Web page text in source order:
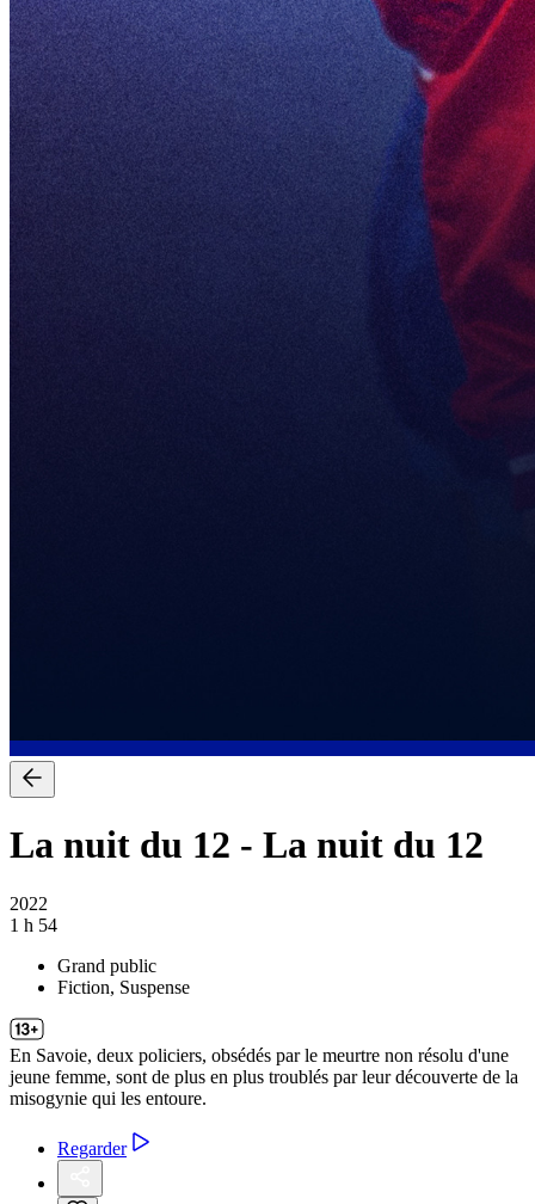
La nuit du 12 - La nuit du 12
2022
1 h 54
Grand public
Fiction, Suspense
En Savoie, deux policiers, obsédés par le meurtre non résolu d'une
jeune femme, sont de plus en plus troublés par leur découverte de la
misogynie qui les entoure.
Regarder